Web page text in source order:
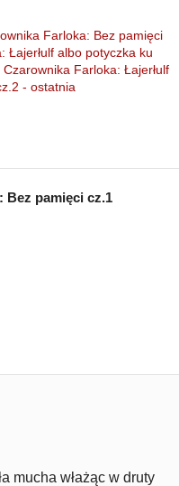
Farloka: Bez pamięci
Łajerłulf albo potyczka ku
Farloka: Łajerłulf
- ostatnia
Bez pamięci cz.1
mucha włażąc w druty